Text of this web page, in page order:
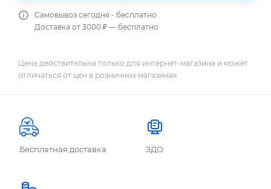
Самовывоз сегодня - бесплатно
Доставка от 3000 ₽ — бесплатно
Цена действительна только для интернет-магазина и может
отличаться от цен в розничных магазинах
Бесплатная доставка ЭДО